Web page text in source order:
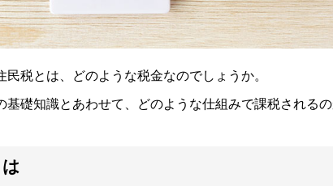
民税とは、どのような税金なのでしょうか。
基礎知識とあわせて、どのような仕組みで課税されるの